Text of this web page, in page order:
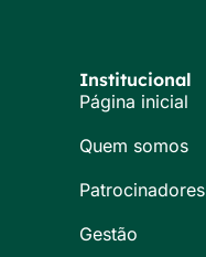
Institucional
Página inicial
Quem somos
Patrocinadores
Gestão